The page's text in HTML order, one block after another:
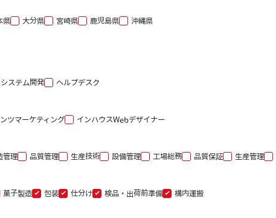
県 大分県 宮崎県 鹿児島県 沖縄県
システム開発 ヘルプデスク
ツマーケティング インハウスWebデザイナー
管理 品質管理 生産技術 設備管理 工場総務 品質保証 生産管理
菓子製造 包装 仕分け 検品・出荷前準備 構内運搬